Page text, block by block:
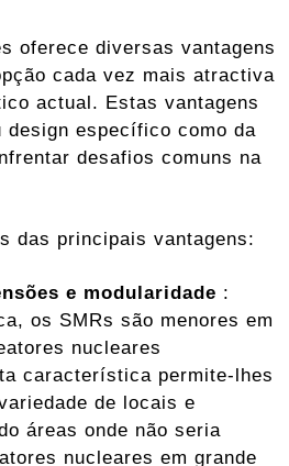
oferece diversas vantagens
cada vez mais atractiva
actual. Estas vantagens
design específico como da
desafios comuns na
das principais vantagens:
e modularidade :
os SMRs são menores em
nucleares
característica permite-lhes
de locais e
áreas onde não seria
nucleares em grande